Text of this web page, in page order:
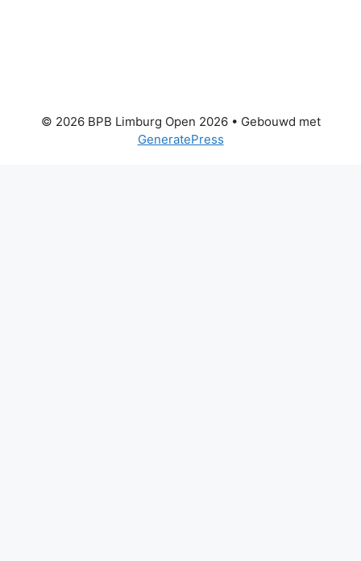
© 2026 BPB Limburg Open 2026• Gebouwd met
GeneratePress